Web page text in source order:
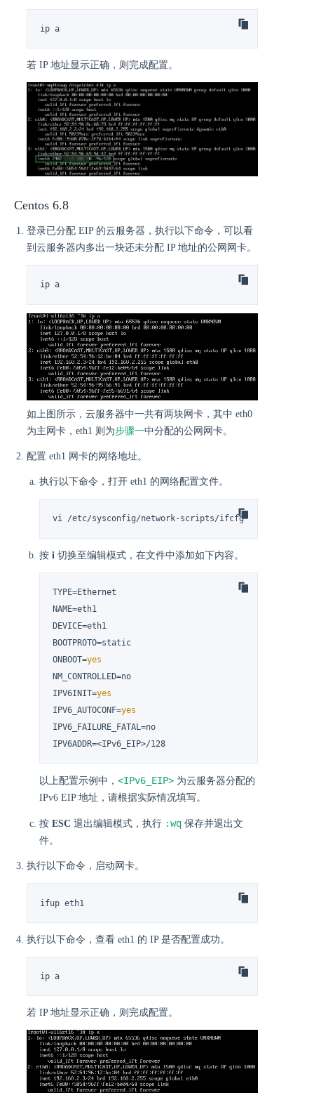
ip a
若 IP 地址显示正确，则完成配置。
Centos 6.8
登录已分配 EIP 的云服务器，执行以下命令，可以看
到云服务器内多出一块还未分配 IP 地址的公网网卡。
ip a
如上图所示，云服务器中一共有两块网卡，其中 eth0
为主网卡，eth1 则为步骤一中分配的公网网卡。
配置 eth1 网卡的网络地址。
执行以下命令，打开 eth1 的网络配置文件。
vi /etc/sysconfig/network-scripts/ifcfg-eth1
按 i 切换至编辑模式，在文件中添加如下内容。
TYPE=Ethernet
NAME=eth1
DEVICE=eth1
BOOTPROTO=static
ONBOOT=yes
NM_CONTROLLED=no
IPV6INIT=yes
IPV6_AUTOCONF=yes
IPV6_FAILURE_FATAL=no
IPV6ADDR=<IPv6_EIP>/128
以上配置示例中， <IPv6_EIP> 为云服务器分配的
IPv6 EIP 地址，请根据实际情况填写。
按 ESC 退出编辑模式，执行 :wq 保存并退出文
件。
执行以下命令，启动网卡。
ifup eth1
执行以下命令，查看 eth1 的 IP 是否配置成功。
ip a
若 IP 地址显示正确，则完成配置。